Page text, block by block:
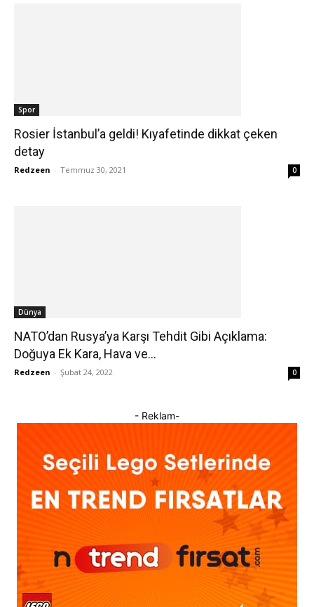
Spor
Rosier İstanbul’a geldi! Kıyafetinde dikkat çeken
detay
Redzeen - Temmuz 30, 2021 0
Dünya
NATO’dan Rusya’ya Karşı Tehdit Gibi Açıklama:
Doğuya Ek Kara, Hava ve...
Redzeen - Şubat 24, 2022 0
- Reklam-